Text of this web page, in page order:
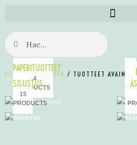
ETUSIVU / KAUPPA / TUOTTEET
PAPERITUOTTEET
54
PRODUCTS
18
SISUSTUS
15
PRODUCTS